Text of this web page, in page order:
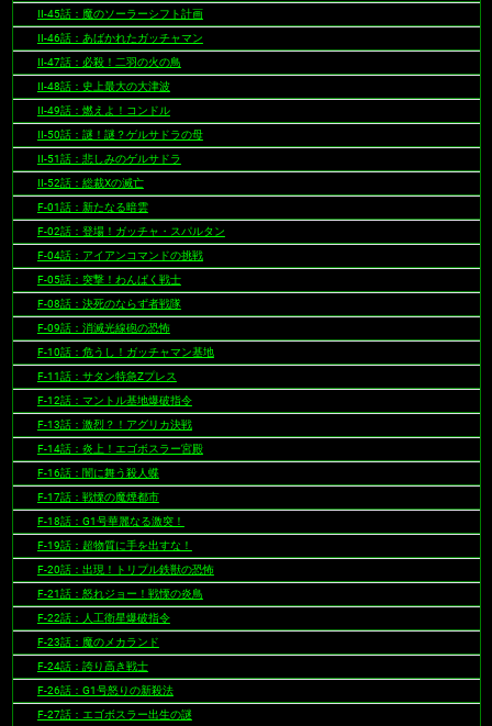
II-45話：魔のソーラーシフト計画
II-46話：あばかれたガッチャマン
II-47話：必殺！二羽の火の鳥
II-48話：史上最大の大津波
II-49話：燃えよ！コンドル
II-50話：謎！謎？ゲルサドラの母
II-51話：悲しみのゲルサドラ
II-52話：総裁Xの滅亡
F-01話：新たなる暗雲
F-02話：登場！ガッチャ・スパルタン
F-04話：アイアンコマンドの挑戦
F-05話：突撃！わんぱく戦士
F-08話：決死のならず者戦隊
F-09話：消滅光線砲の恐怖
F-10話：危うし！ガッチャマン基地
F-11話：サタン特急Zプレス
F-12話：マントル基地爆破指令
F-13話：激烈？！アグリカ決戦
F-14話：炎上！エゴボスラー宮殿
F-16話：闇に舞う殺人蝶
F-17話：戦慄の魔煙都市
F-18話：G1号華麗なる激突！
F-19話：超物質に手を出すな！
F-20話：出現！トリプル鉄獣の恐怖
F-21話：怒れジョー！戦慄の炎鳥
F-22話：人工衛星爆破指令
F-23話：魔のメカランド
F-24話：誇り高き戦士
F-26話：G1号怒りの新殺法
F-27話：エゴボスラー出生の謎